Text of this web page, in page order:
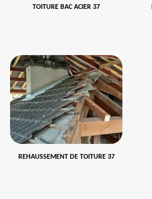
TOITURE BAC ACIER 37
REHAUSSEMENT DE TOITURE 37